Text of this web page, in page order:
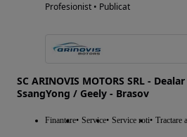
Profesionist • Publicat
SC ARINOVIS MOTORS SRL -
SsangYong / Geely - Brasov
Finantare Service Service roti Tractare